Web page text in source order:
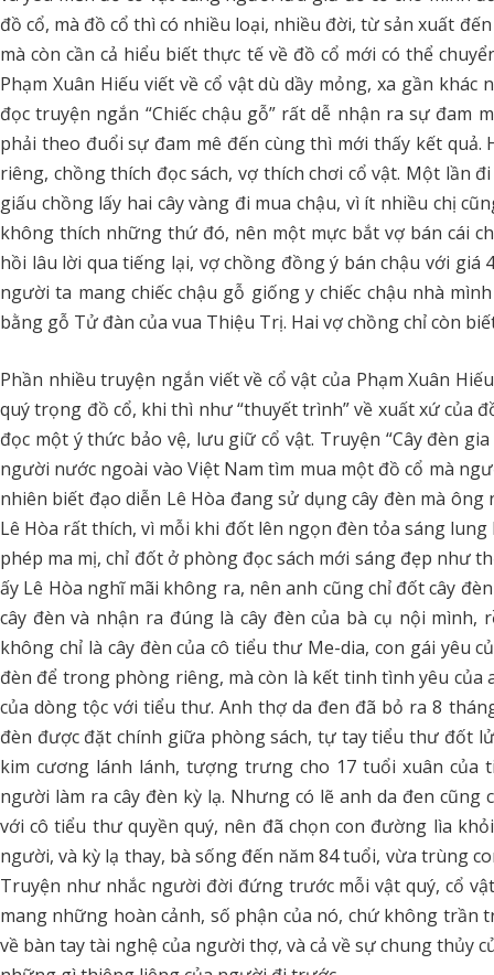
đồ cổ, mà đồ cổ thì có nhiều loại, nhiều đời, từ sản xuất
mà còn cần cả hiểu biết thực tế về đồ cổ mới có thể
Phạm Xuân Hiếu viết về cổ vật dù dầy mỏng, xa gần
đọc truyện ngắn “Chiếc chậu gỗ” rất dễ nhận ra sự
phải theo đuổi sự đam mê đến cùng thì mới thấy kết
riêng, chồng thích đọc sách, vợ thích chơi cổ vật. Một lần
giấu chồng lấy hai cây vàng đi mua chậu, vì ít nhiều chị
không thích những thứ đó, nên một mực bắt vợ bán cái
hồi lâu lời qua tiếng lại, vợ chồng đồng ý bán chậu với giá
người ta mang chiếc chậu gỗ giống y chiếc chậu nhà
bằng gỗ Tử đàn của vua Thiệu Trị. Hai vợ chồng chỉ còn
Phần nhiều truyện ngắn viết về cổ vật của Phạm Xuân
quý trọng đồ cổ, khi thì như “thuyết trình” về xuất xứ của
đọc một ý thức bảo vệ, lưu giữ cổ vật. Truyện “Cây đèn
người nước ngoài vào Việt Nam tìm mua một đồ cổ mà
nhiên biết đạo diễn Lê Hòa đang sử dụng cây đèn mà
Lê Hòa rất thích, vì mỗi khi đốt lên ngọn đèn tỏa sáng
phép ma mị, chỉ đốt ở phòng đọc sách mới sáng đẹp như
ấy Lê Hòa nghĩ mãi không ra, nên anh cũng chỉ đốt cây
cây đèn và nhận ra đúng là cây đèn của bà cụ nội
không chỉ là cây đèn của cô tiểu thư Me-dia, con gái yêu
đèn để trong phòng riêng, mà còn là kết tinh tình yêu
của dòng tộc với tiểu thư. Anh thợ da đen đã bỏ ra 8
đèn được đặt chính giữa phòng sách, tự tay tiểu thư đốt
kim cương lánh lánh, tượng trưng cho 17 tuổi xuân
người làm ra cây đèn kỳ lạ. Nhưng có lẽ anh da đen
với cô tiểu thư quyền quý, nên đã chọn con đường lìa
người, và kỳ lạ thay, bà sống đến năm 84 tuổi, vừa trùng
Truyện như nhắc người đời đứng trước mỗi vật quý, cổ
mang những hoàn cảnh, số phận của nó, chứ không trần
về bàn tay tài nghệ của người thợ, và cả về sự chung thủy